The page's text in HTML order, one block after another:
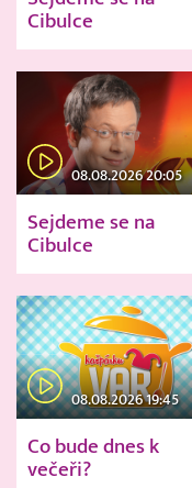
Cibulce
08.08.2026 20:05
Sejdeme se na
Cibulce
08.08.2026 19:45
Co bude dnes k
večeři?